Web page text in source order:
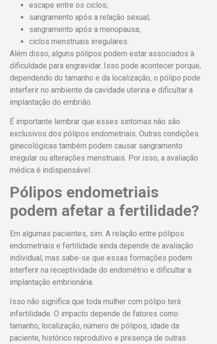
escape entre os ciclos;
sangramento após a relação sexual;
sangramento após a menopausa;
ciclos menstruais irregulares.
Além disso, alguns pólipos podem estar associados à
dificuldade para engravidar. Isso pode acontecer porque,
dependendo do tamanho e da localização, o pólipo pode
interferir no ambiente da cavidade uterina e dificultar a
implantação do embrião.
É importante lembrar que esses sintomas não são
exclusivos dos pólipos endometriais. Outras condições
ginecológicas também podem causar sangramento
irregular ou alterações menstruais. Por isso, a avaliação
médica é indispensável.
Pólipos endometriais
podem afetar a fertilidade?
Em algumas pacientes, sim. A relação entre pólipos
endometriais e fertilidade ainda depende de avaliação
individual, mas sabe-se que essas formações podem
interferir na receptividade do endométrio e dificultar a
implantação embrionária.
Isso não significa que toda mulher com pólipo terá
infertilidade. O impacto depende de fatores como
tamanho, localização, número de pólipos, idade da
paciente, histórico reprodutivo e presença de outras